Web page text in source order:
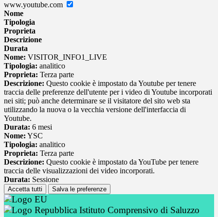
www.youtube.com
Nome
Tipologia
Proprieta
Descrizione
Durata
Nome: VISITOR_INFO1_LIVE
Tipologia: analitico
Proprieta: Terza parte
Descrizione: Questo cookie è impostato da Youtube per tenere
traccia delle preferenze dell'utente per i video di Youtube incorporati
nei siti; può anche determinare se il visitatore del sito web sta
utilizzando la nuova o la vecchia versione dell'interfaccia di
Youtube.
Durata: 6 mesi
Nome: YSC
Tipologia: analitico
Proprieta: Terza parte
Descrizione: Questo cookie è impostato da YouTube per tenere
traccia delle visualizzazioni dei video incorporati.
Durata: Sessione
Accetta tutti Salva le preferenze
Istituto Comprensivo di Saluzzo